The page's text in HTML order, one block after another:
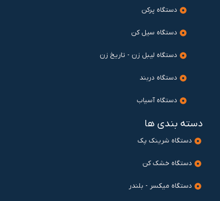
دستگاه پرکن
دستگاه سیل کن
دستگاه لیبل زن - تاریخ زن
دستگاه دربند
دستگاه آسیاب
دسته بندی ها
دستگاه شرینک پک
دستگاه خشک کن
دستگاه میکسر - بلندر